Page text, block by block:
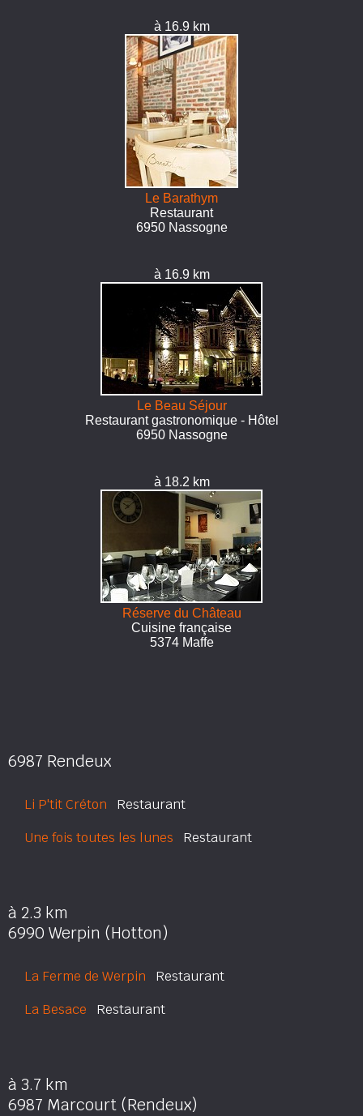
à 16.9 km
Le Barathym
Restaurant
6950 Nassogne
à 16.9 km
Le Beau Séjour
Restaurant gastronomique - Hôtel
6950 Nassogne
à 18.2 km
Réserve du Château
Cuisine française
5374 Maffe
6987 Rendeux
Li P'tit Créton Restaurant
Une fois toutes les lunes Restaurant
à 2.3 km
6990 Werpin (Hotton)
La Ferme de Werpin Restaurant
La Besace Restaurant
à 3.7 km
6987 Marcourt (Rendeux)